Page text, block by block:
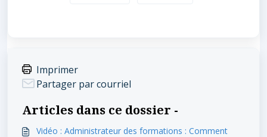
Imprimer
Partager par courriel
Articles dans ce dossier -
Vidéo : Administrateur des formations : Comment